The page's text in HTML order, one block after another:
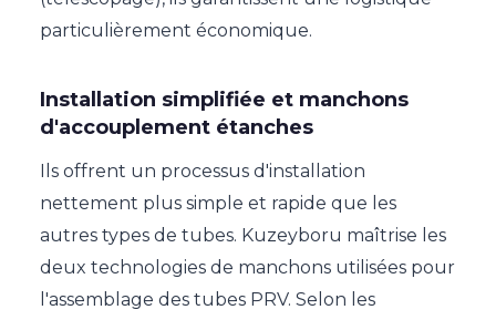
particulièrement économique.
Installation simplifiée et manchons
d'accouplement étanches
Ils offrent un processus d'installation
nettement plus simple et rapide que les
autres types de tubes. Kuzeyboru maîtrise les
deux technologies de manchons utilisées pour
l'assemblage des tubes PRV. Selon les